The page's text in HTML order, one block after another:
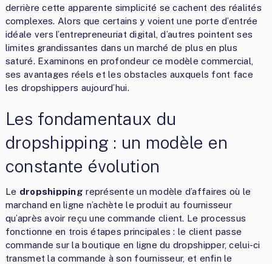
derrière cette apparente simplicité se cachent des réalités
complexes. Alors que certains y voient une porte d’entrée
idéale vers l’entrepreneuriat digital, d’autres pointent ses
limites grandissantes dans un marché de plus en plus
saturé. Examinons en profondeur ce modèle commercial,
ses avantages réels et les obstacles auxquels font face
les dropshippers aujourd’hui.
Les fondamentaux du
dropshipping : un modèle en
constante évolution
Le dropshipping représente un modèle d’affaires où le
marchand en ligne n’achète le produit au fournisseur
qu’après avoir reçu une commande client. Le processus
fonctionne en trois étapes principales : le client passe
commande sur la boutique en ligne du dropshipper, celui-ci
transmet la commande à son fournisseur, et enfin le